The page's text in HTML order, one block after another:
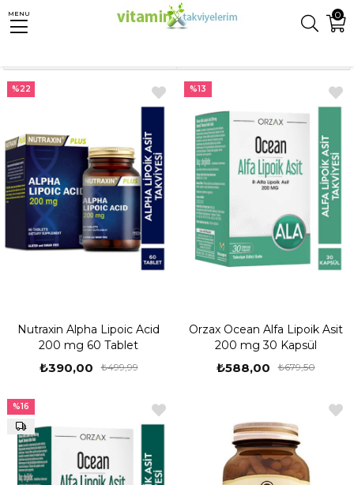
0
MENU
Anasayfa Alfa Lipoik Asit
Nutraxin Alpha Lipoic Acid
200 mg 60 Tablet
₺390,00 ₺499,99
%22
Orzax Ocean Alfa Lipoik Asit
200 mg 30 Kapsül
₺588,00 ₺679,50
%13
%16